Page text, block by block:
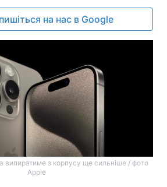
на нас в Google
випиратиме з корпусу ще сильніше / фото
Apple